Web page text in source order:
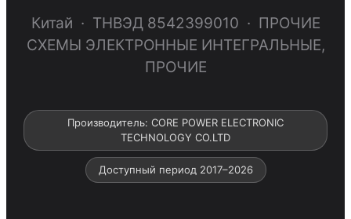
Китай · ТНВЭД 8542399010 · ПРОЧИЕ
СХЕМЫ ЭЛЕКТРОННЫЕ ИНТЕГРАЛЬНЫЕ,
ПРОЧИЕ
Производитель: CORE POWER ELECTRONIC
TECHNOLOGY CO.LTD
Доступный период 2017–2026